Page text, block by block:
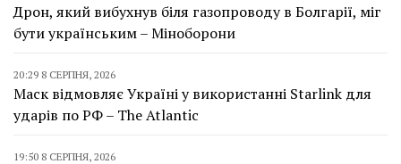
Дрон, який вибухнув біля газопроводу в Болгарії, міг
бути українським – Міноборони
20:29 8 СЕРПНЯ, 2026
Маск відмовляє Україні у використанні Starlink для
ударів по РФ – The Atlantic
19:50 8 СЕРПНЯ, 2026